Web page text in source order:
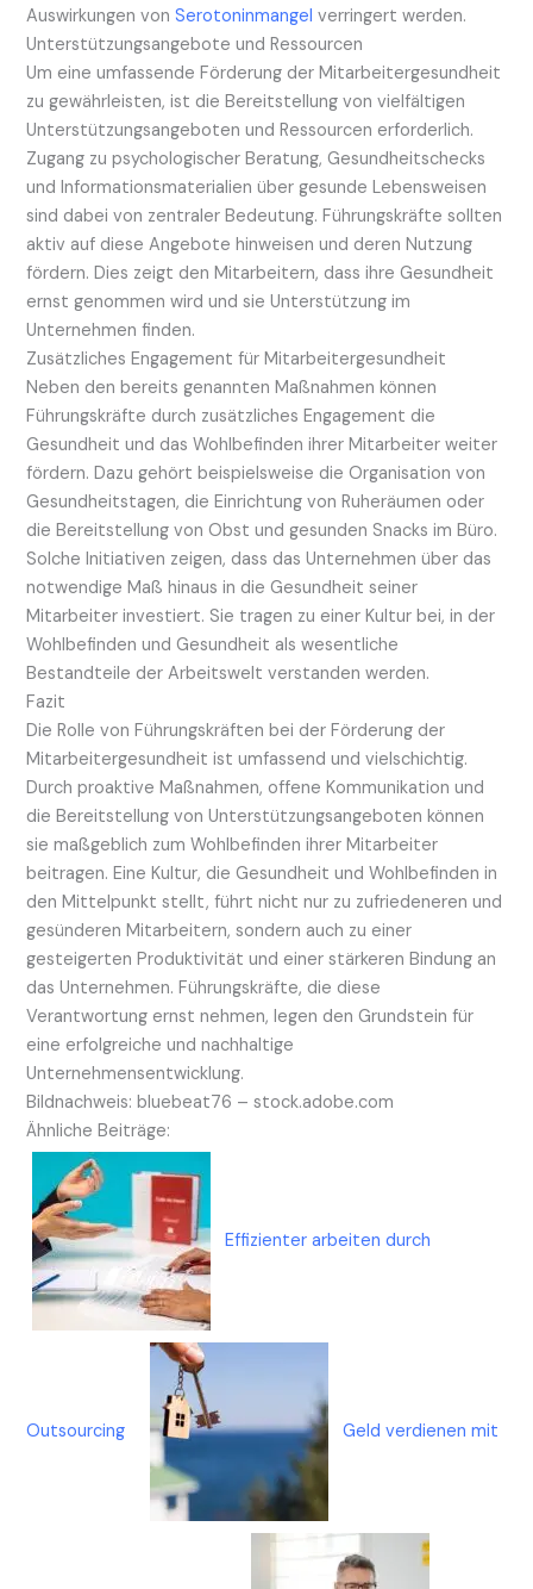
Auswirkungen vonSerotoninmangel verringert werden.
Unterstützungsangebote und Ressourcen
Um eine umfassende Förderung der Mitarbeitergesundheit
zu gewährleisten, ist die Bereitstellung von vielfältigen
Unterstützungsangeboten und Ressourcen erforderlich.
Zugang zu psychologischer Beratung, Gesundheitschecks
und Informationsmaterialien über gesunde Lebensweisen
sind dabei von zentraler Bedeutung. Führungskräfte sollten
aktiv auf diese Angebote hinweisen und deren Nutzung
fördern. Dies zeigt den Mitarbeitern, dass ihre Gesundheit
ernst genommen wird und sie Unterstützung im
Unternehmen finden.
Zusätzliches Engagement für Mitarbeitergesundheit
Neben den bereits genannten Maßnahmen können
Führungskräfte durch zusätzliches Engagement die
Gesundheit und das Wohlbefinden ihrer Mitarbeiter weiter
fördern. Dazu gehört beispielsweise die Organisation von
Gesundheitstagen, die Einrichtung von Ruheräumen oder
die Bereitstellung von Obst und gesunden Snacks im Büro.
Solche Initiativen zeigen, dass das Unternehmen über das
notwendige Maß hinaus in die Gesundheit seiner
Mitarbeiter investiert. Sie tragen zu einer Kultur bei, in der
Wohlbefinden und Gesundheit als wesentliche
Bestandteile der Arbeitswelt verstanden werden.
Fazit
Die Rolle von Führungskräften bei der Förderung der
Mitarbeitergesundheit ist umfassend und vielschichtig.
Durch proaktive Maßnahmen, offene Kommunikation und
die Bereitstellung von Unterstützungsangeboten können
sie maßgeblich zum Wohlbefinden ihrer Mitarbeiter
beitragen. Eine Kultur, die Gesundheit und Wohlbefinden in
den Mittelpunkt stellt, führt nicht nur zu zufriedeneren und
gesünderen Mitarbeitern, sondern auch zu einer
gesteigerten Produktivität und einer stärkeren Bindung an
das Unternehmen. Führungskräfte, die diese
Verantwortung ernst nehmen, legen den Grundstein für
eine erfolgreiche und nachhaltige
Unternehmensentwicklung.
Bildnachweis:bluebeat76 – stock.adobe.com
Ähnliche Beiträge:
Effizienter arbeiten durch
Outsourcing Geld verdienen mit